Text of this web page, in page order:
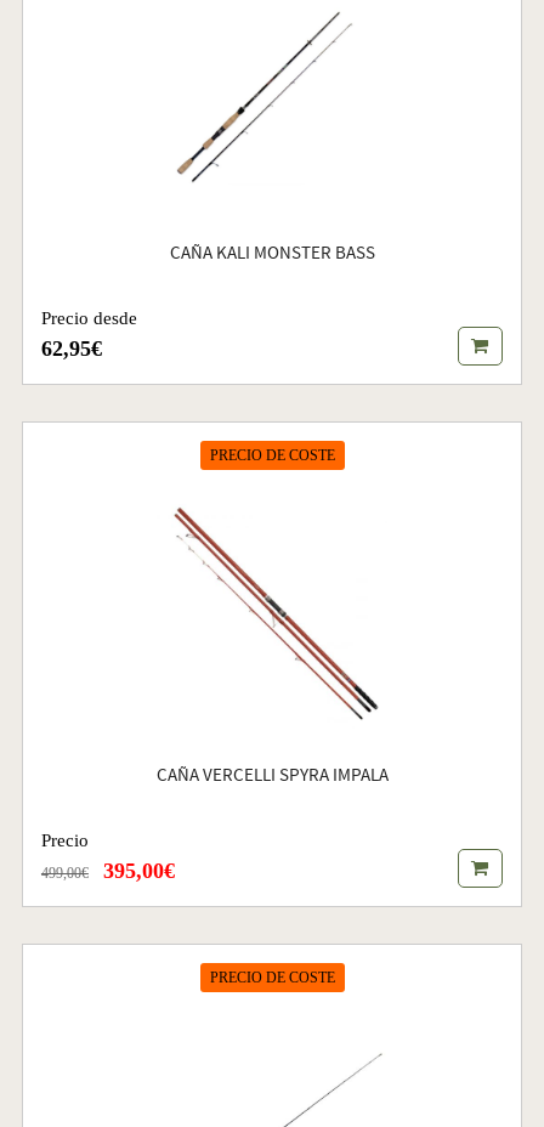
CAÑA KALI MONSTER BASS
Precio desde
62,95€
PRECIO DE COSTE
CAÑA VERCELLI SPYRA IMPALA
Precio
499,00€ 395,00€
PRECIO DE COSTE